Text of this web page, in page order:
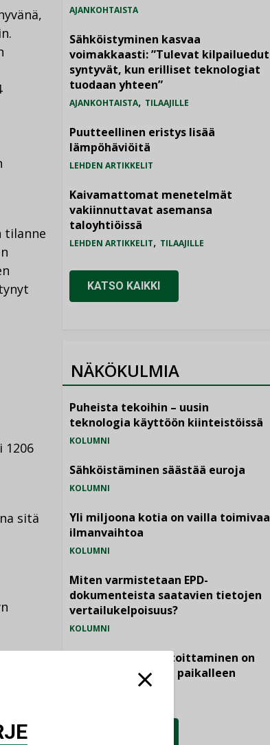
tilanne
1206
sitä
AJANKOHTAISTA
Sähköistyminen kasvaa
voimakkaasti: ”Tulevat kilpailuedut
syntyvät, kun erilliset teknologiat
tuodaan yhteen”
AJANKOHTAISTA, TILAAJILLE
Puutteellinen eristys lisää
lämpöhäviöitä
LEHDEN ARTIKKELIT
Kaivamattomat menetelmät
vakiinnuttavat asemansa
taloyhtiöissä
LEHDEN ARTIKKELIT, TILAAJILLE
KATSO KAIKKI
NÄKÖKULMIA
Puheista tekoihin – uusin
teknologia käyttöön kiinteistöissä
KOLUMNI
Sähköistäminen säästää euroja
KOLUMNI
Yli miljoona kotia on vailla toimivaa
ilmanvaihtoa
KOLUMNI
Miten varmistetaan EPD-
dokumenteista saatavien tietojen
vertailukelpoisuus?
KOLUMNI
Vesi- ja viemärimitoittaminen on
jämähtänyt ajassa paikalleen